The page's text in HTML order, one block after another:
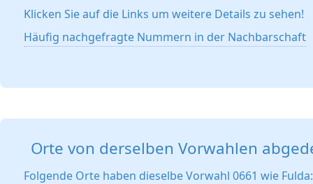
Klicken Sie auf die Links um weitere Details zu sehen!
Häufig nachgefragte Nummern in der Nachbarschaft
Orte von derselben Vorwahlen
Folgende Orte haben dieselbe Vorwahl 0661 wie Fulda: